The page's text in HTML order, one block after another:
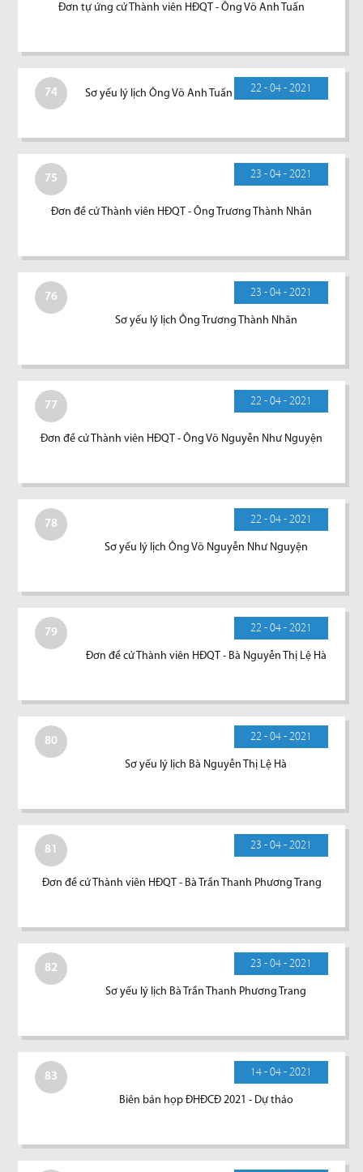
Đơn tự ứng cử Thành viên HĐQT - Ông Võ Anh Tuấn
74 22 - 04 - 2021
Sơ yếu lý lịch Ông Võ Anh Tuấn
75 23 - 04 - 2021
Đơn đề cử Thành viên HĐQT - Ông Trương Thành Nhân
76 23 - 04 - 2021
Sơ yếu lý lịch Ông Trương Thành Nhân
77 22 - 04 - 2021
Đơn đề cử Thành viên HĐQT - Ông Võ Nguyễn Như Nguyện
78 22 - 04 - 2021
Sơ yếu lý lịch Ông Võ Nguyễn Như Nguyện
79 22 - 04 - 2021
Đơn đề cử Thành viên HĐQT - Bà Nguyễn Thị Lệ Hà
80 22 - 04 - 2021
Sơ yếu lý lịch Bà Nguyễn Thị Lệ Hà
81 23 - 04 - 2021
Đơn đề cử Thành viên HĐQT - Bà Trần Thanh Phương Trang
82 23 - 04 - 2021
Sơ yếu lý lịch Bà Trần Thanh Phương Trang
83 14 - 04 - 2021
Biên bản họp ĐHĐCĐ 2021 - Dự thảo